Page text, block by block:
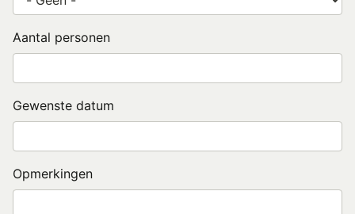
Aantal personen
Gewenste datum
Opmerkingen